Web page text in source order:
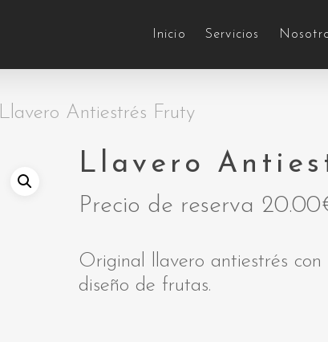
Inicio Servicios
Llavero Antiestrés Fruty
Llavero
Precio de reserva 20.00
Original llavero antiestrés
diseño de frutas.